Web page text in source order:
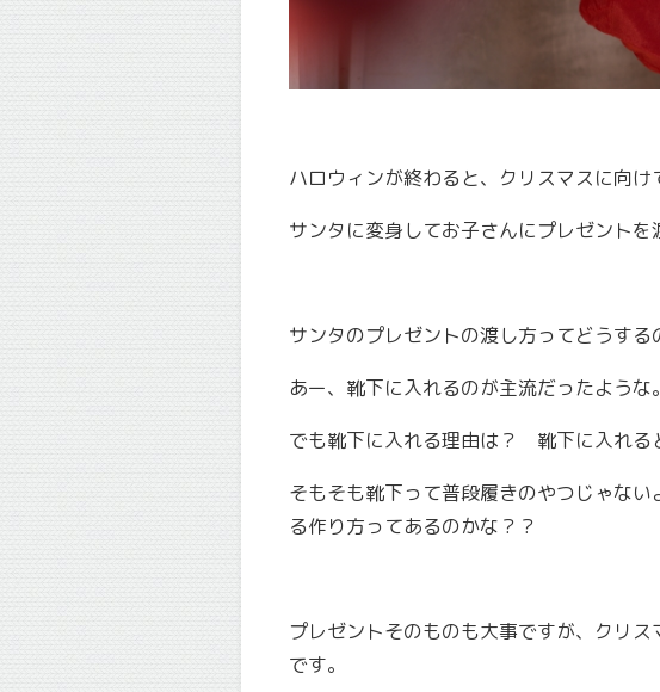
ハロウィンが終わると、クリスマスに向け
サンタに変身してお子さんにプレゼントを
サンタのプレゼントの渡し方ってどうする
あー、靴下に入れるのが主流だったような
でも靴下に入れる理由は？ 靴下に入れる
そもそも靴下って普段履きのやつじゃな
る作り方ってあるのかな？？
プレゼントそのものも大事ですが、クリ
です。